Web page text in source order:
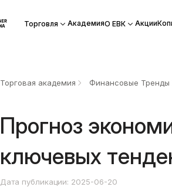
Торговля АкадемияО ЕВК Акции
Торговая академия Финансовые Тренды
Прогноз
ключевых
Дата публикации: 2025-06-20